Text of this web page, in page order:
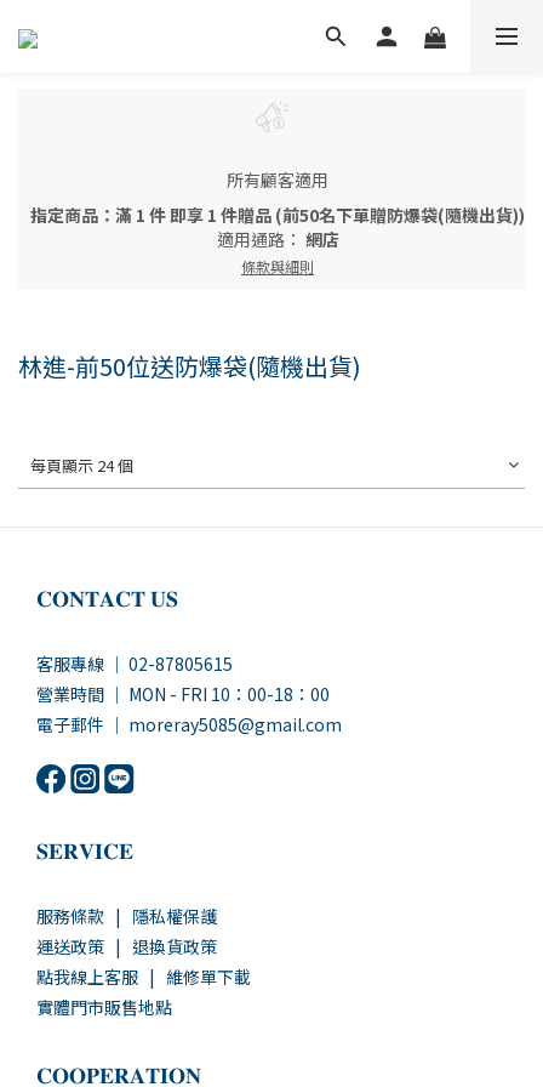
所有顧客適用
指定商品：滿 1 件 即享 1 件贈品 (前50名下單贈防爆袋(隨機出貨))
適用通路： 網店
條款與細則
林進-前50位送防爆袋(隨機出貨)
每頁顯示 24 個
𝐂𝐎𝐍𝐓𝐀𝐂𝐓 𝐔𝐒
客服專線 ｜ 02-87805615
營業時間 ｜ MON - FRI 10：00-18：00
電子郵件 ｜ moreray5085@gmail.com
𝐒𝐄𝐑𝐕𝐈𝐂𝐄
服務條款 | 隱私權保護
運送政策 | 退換貨政策
點我線上客服 | 維修單下載
實體門市販售地點
𝐂𝐎𝐎𝐏𝐄𝐑𝐀𝐓𝐈𝐎𝐍